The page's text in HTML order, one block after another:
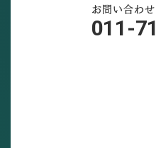
お問い合わせ
011-